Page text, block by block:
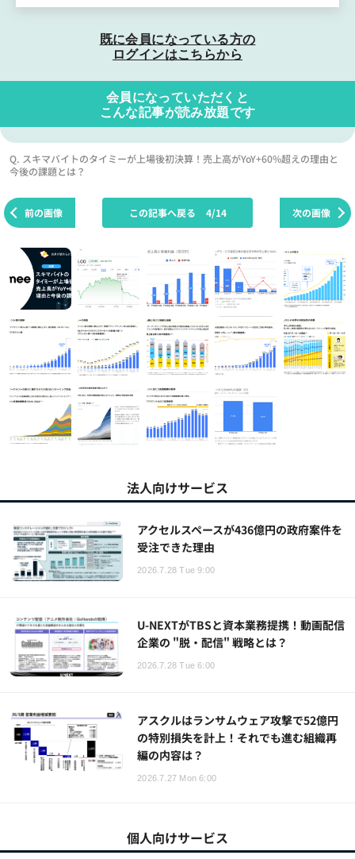
既に会員になっている方の
ログインはこちらから
会員になっていただくと
こんな記事が読み放題です
Q. スキマバイトのタイミーが上場後初決算！売上高がYoY+60%超えの理由と
今後の課題とは？
前の画像 次の画像
この記事へ戻る 4/14
法人向けサービス
アクセルスペースが436億円の政府案件を
受注できた理由
2026.7.28 Tue 9:00
U-NEXTがTBSと資本業務提携！動画配信
企業の "脱・配信" 戦略とは？
2026.7.28 Tue 6:00
アスクルはランサムウェア攻撃で52億円
の特別損失を計上！それでも進む組織再
編の内容は？
2026.7.27 Mon 6:00
個人向けサービス